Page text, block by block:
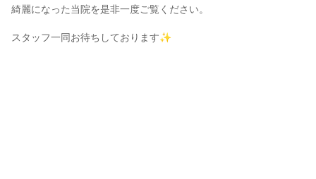
綺麗になった当院を是非一度ご覧ください。
スタッフ一同お待ちしております✨